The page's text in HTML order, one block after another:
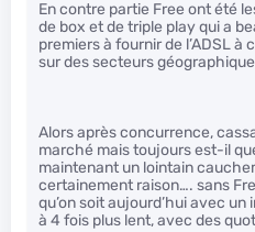
En contre partie Free ont été
de box et de triple play qui a
premiers à fournir de l’ADSL à
sur des secteurs
Alors après concurrence,
marché mais toujours est-il
maintenant un lointain
certainement raison…. sans
qu’on soit aujourd’hui avec
à 4 fois plus lent, avec des